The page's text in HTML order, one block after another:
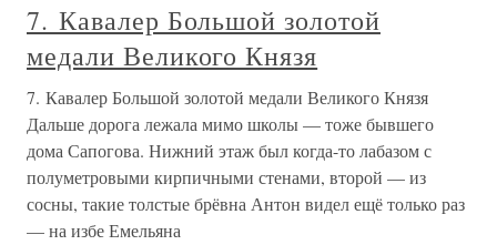
7. Кавалер Большой золотой
медали Великого Князя
7. Кавалер Большой золотой медали Великого Князя
Дальше дорога лежала мимо школы — тоже бывшего
дома Сапогова. Нижний этаж был когда-то лабазом с
полуметровыми кирпичными стенами, второй — из
сосны, такие толстые брёвна Антон видел ещё только раз
— на избе Емельяна